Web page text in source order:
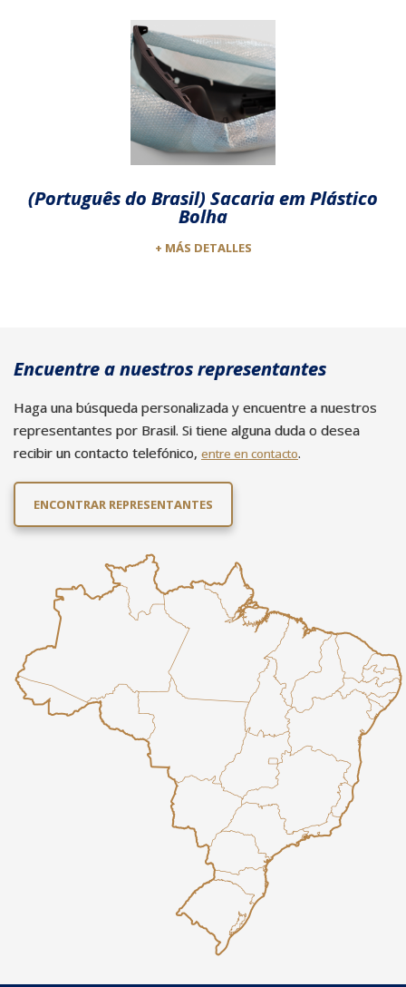
(Português do Brasil) Sacaria em Plástico
Bolha
+ MÁS DETALLES
Encuentre a nuestros representantes
Haga una búsqueda personalizada y encuentre a nuestros
representantes por Brasil. Si tiene alguna duda o desea
recibir un contacto telefónico, entre en contacto.
ENCONTRAR REPRESENTANTES